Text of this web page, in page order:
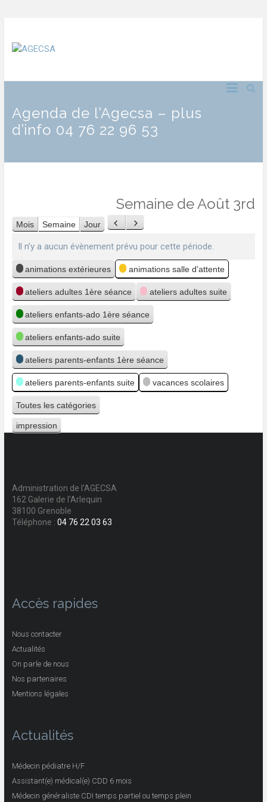
Agenda de l’Agecsa – plus
d’info 04 76 22 96 53
Semaine de Août 3rd
Mois Semaine Jour Précédent
Suivant
Il n’y a aucun évènement prévu pour cette période.
Catégories
animations extérieures animations salle d'attente
ateliers adultes 1ère séance ateliers adultes suite
ateliers enfants-ado 1ère séance
ateliers enfants-ado suite
ateliers parents-enfants 1ère séance
ateliers parents-enfants suite vacances scolaires
Toutes les catégories
Vue
impression
Administration de l'AGECSA
162 Galerie de l'Arlequin
38100 Grenoble
Téléphone : 04 76 22 03 63
Accès rapides
Nous contacter
Actualités
On parle de nous
Nos partenaires
Mentions légales
Actualités
Médecin pédiatre H/F
Assistant(e) médical(e) CDD 6 mois
Médecin généraliste CDI temps partiel ou temps plein